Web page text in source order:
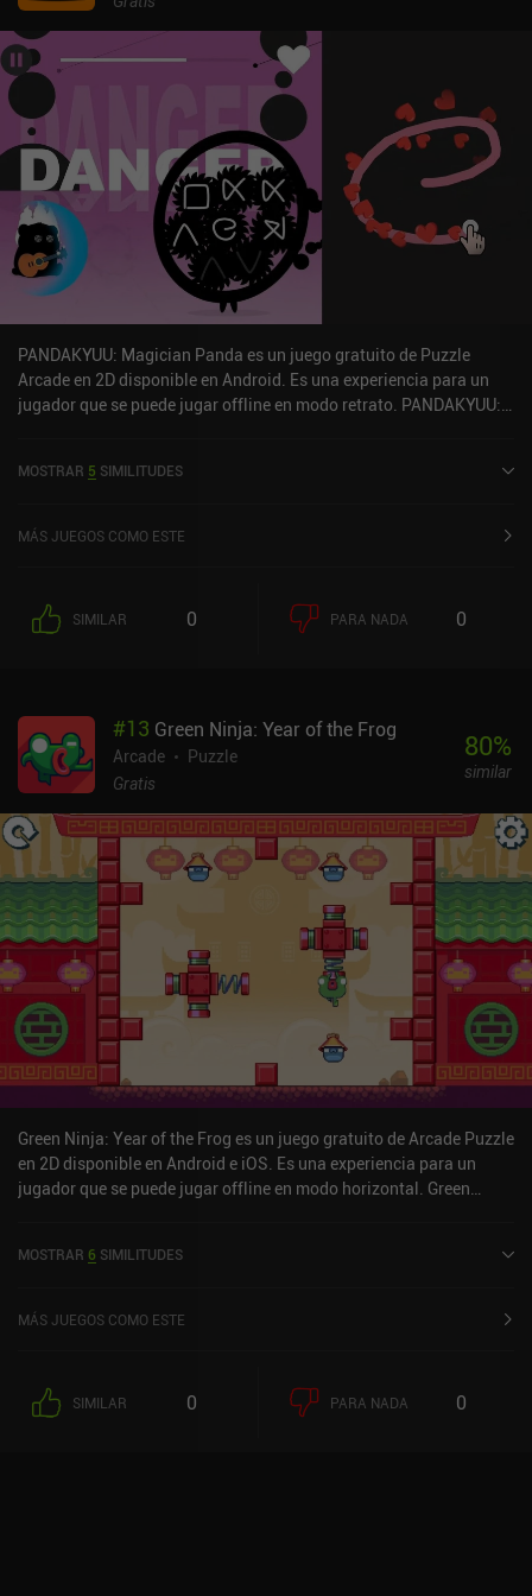
dejar que las habilidades hagan el trabajo por nosotros. No puedo
evitar sentir que depende demasiado de la velocidad y la suerte.
Pero por otro lado, la simplicidad es lo que me atrae de nuevo. Y
aunque creo que el juego se queda un poco corto, tengo que
admitir que a veces es agradable desconectar el cerebro y
simplemente disfrutar de las canicas explotando en un caos de
colores... y luego repetirlo una y otra vez con ligeras variaciones.
Sparkle 2 es un juego premium que cuesta 7,99 $ en Android y 6,99
$ en iOS. El juego no es para todo el mundo, pero no es una mala
pérdida de tiempo para disfrutar unos días. Intenta conseguirlo en
rebajas.
PANDAKYUU: Magician Panda es un juego gratuito de Puzzle
Arcade en 2D disponible en Android. Es una experiencia para un
jugador que se puede jugar offline en modo retrato. PANDAKYUU:
MOSTRAR 5 SIMILITUDES
MÁS JUEGOS COMO ESTE
SIMILAR 0 PARA NADA 0
#13 Green Ninja: Year of the Frog
Arcade
Puzzle
Gratis
80%
similar
Green Ninja: Year of the Frog es un juego gratuito de Arcade Puzzle
en 2D disponible en Android e iOS. Es una experiencia para un
jugador que se puede jugar offline en modo horizontal. Green
en la App Store de iOS.
MOSTRAR 6 SIMILITUDES
MÁS JUEGOS COMO ESTE
SIMILAR 0 PARA NADA 0